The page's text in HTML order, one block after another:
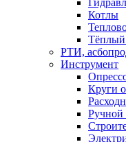
Котлы
РТИ,
Инструмент
Круги
Ручной